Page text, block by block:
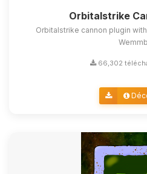
Orbitalstrike
Orbitalstrike cannon plugin
66,302